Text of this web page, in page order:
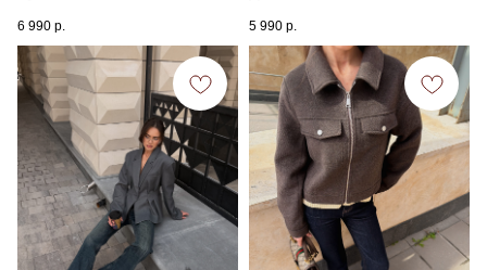
6 990 р. 5 990 р.